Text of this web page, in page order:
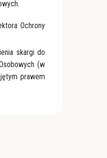
Ochrony
skargi do
(w
prawem